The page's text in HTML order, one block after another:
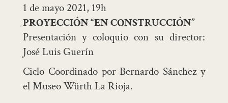
1 de mayo 2021, 19h
PROYECCIÓN “EN CONSTRUCCIÓN”
Presentación y coloquio con su director:
José Luis Guerín
Ciclo Coordinado por Bernardo Sánchez y
el Museo Würth La Rioja.